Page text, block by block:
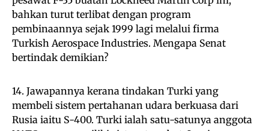
bahkan turut terlibat dengan program
pembinaannya sejak 1999 lagi melalui firma
Turkish Aerospace Industries. Mengapa Senat
bertindak demikian?
14. Jawapannya kerana tindakan Turki yang
membeli sistem pertahanan udara berkuasa dari
Rusia iaitu S-400. Turki ialah satu-satunya anggota